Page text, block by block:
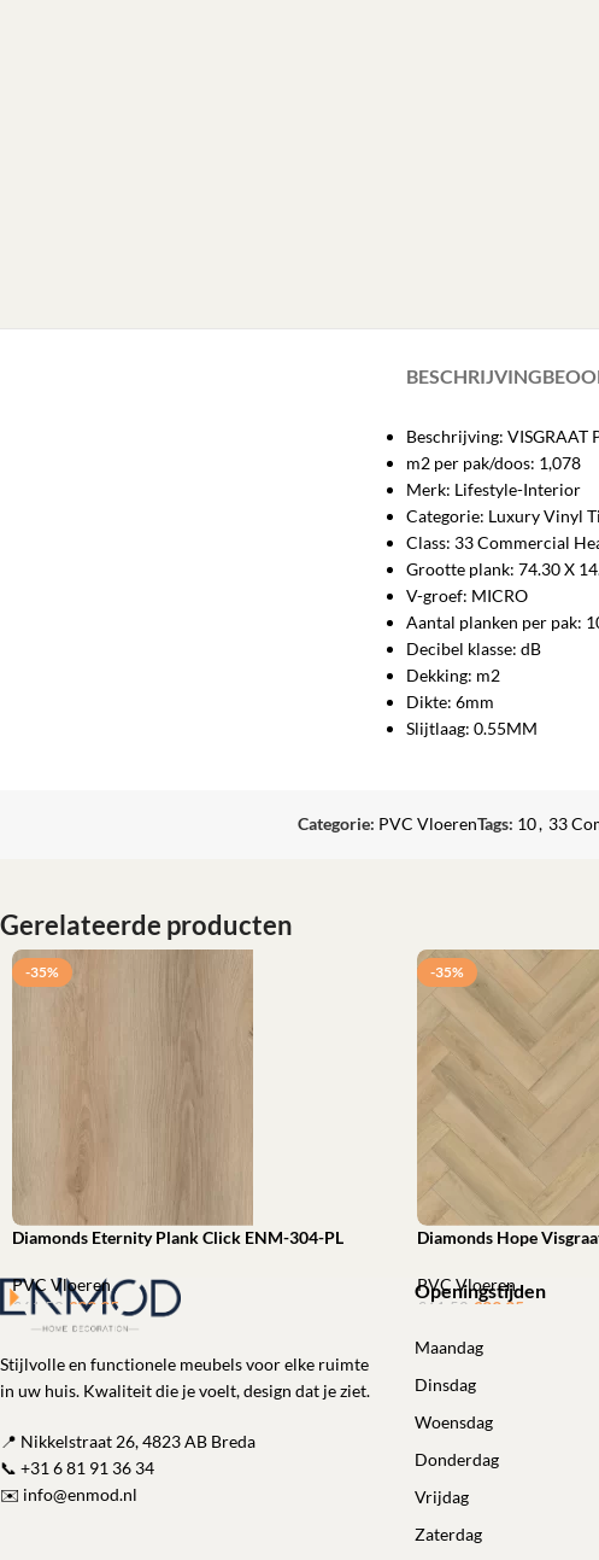
BESCHRIJVING
Beschrijving: VISGRAAT
m2 per pak/doos: 1,078
Merk: Lifestyle-Interior
Categorie: Luxury Vinyl
Class: 33 Commercial
Grootte plank: 74.30 X
V-groef: MICRO
Aantal planken per pak:
Decibel klasse: dB
Dekking: m2
Dikte: 6mm
Slijtlaag: 0.55MM
Categorie: PVC VloerenTags: 10, 33
Gerelateerde producten
-35%
Diamonds Eternity Plank Click ENM-304-PL
PVC Vloeren
€61,53 €39,95ㅤㅤㅤㅤㅤㅤ
-35%
Diamonds Hope
PVC Vloeren
€ 61,52 €39,95
Toevoegen aan
Stijlvolle en functionele meubels voor elke ruimte
in uw huis. Kwaliteit die je voelt, design dat je ziet.
📍 Nikkelstraat 26, 4823 AB Breda
📞 +31 6 81 91 36 34
✉️ info@enmod.nl
Openingstijden
Maandag
Dinsdag
Woensdag
Donderdag
Vrijdag
Zaterdag